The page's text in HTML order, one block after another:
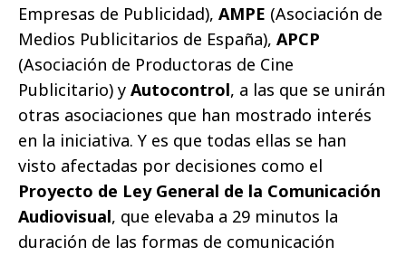
Empresas de Publicidad), AMPE (Asociación de
Medios Publicitarios de España), APCP
(Asociación de Productoras de Cine
Publicitario) y Autocontrol, a las que se unirán
otras asociaciones que han mostrado interés
en la iniciativa. Y es que todas ellas se han
visto afectadas por decisiones como el
Proyecto de Ley General de la Comunicación
Audiovisual, que elevaba a 29 minutos la
duración de las formas de comunicación